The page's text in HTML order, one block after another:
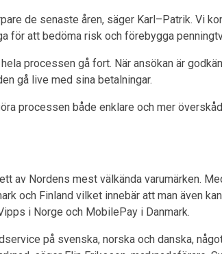
de senaste åren, säger Karl–Patrik. Vi
för att bedöma risk och förebygga
processen gå fort. När ansökan är
gå live med sina betalningar.
processen både enklare och mer
av Nordens mest välkända varumärken.
och Finland vilket innebär att man även
i Norge och MobilePay i Danmark.
på svenska, norska och danska,